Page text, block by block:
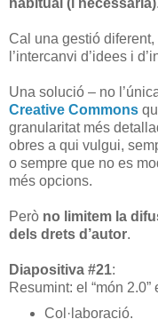
habitual (i necessària).
Cal una gestió
l’intercanvi d’idees i
Una solució – no
Creative Commons
granularitat més
obres a qui vulgui,
o sempre que no es
més opcions.
Però no limitem la
dels drets d’autor.
Diapositiva #21:
Resumint: el “món
Col·laboració.